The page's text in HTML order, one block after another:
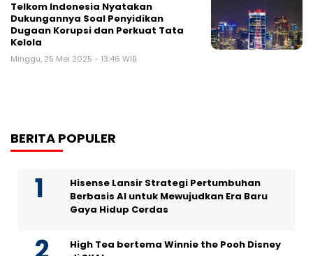
Telkom Indonesia Nyatakan
Dukungannya Soal Penyidikan
Dugaan Korupsi dan Perkuat Tata
Kelola
Minggu, 25 Mei 2025 - 13:46 WIB
BERITA POPULER
Hisense Lansir Strategi Pertumbuhan
Berbasis AI untuk Mewujudkan Era Baru
Gaya Hidup Cerdas
High Tea bertema Winnie the Pooh Disney